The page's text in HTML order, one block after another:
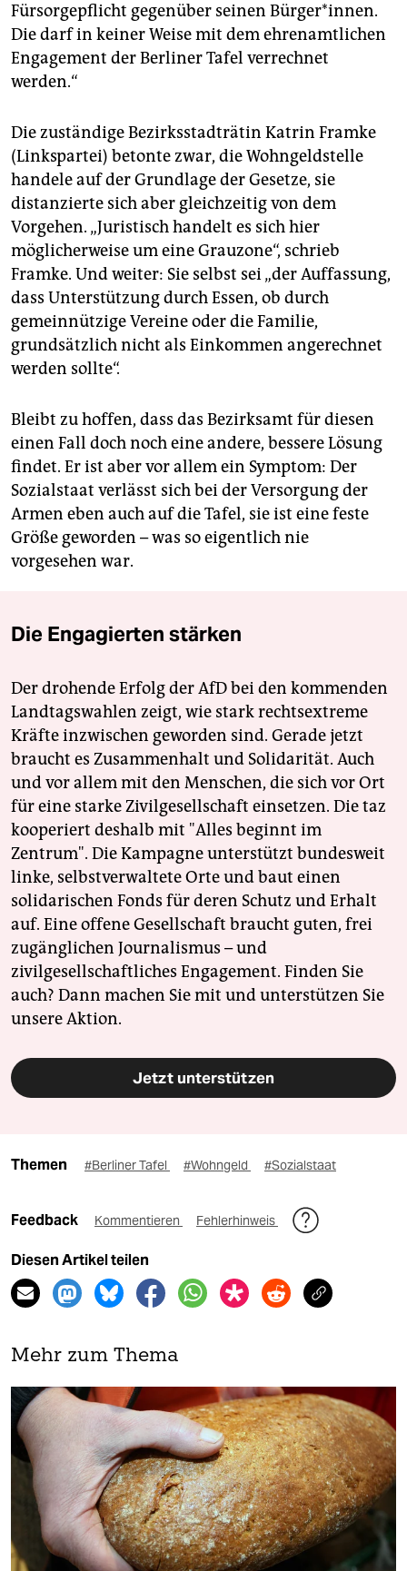
Fürsorgepflicht gegenüber seinen Bürger*innen.
Die darf in keiner Weise mit dem ehrenamtlichen
Engagement der Berliner Tafel verrechnet
werden.“
Die zuständige Bezirksstadträtin Katrin Framke
(Linkspartei) betonte zwar, die Wohngeldstelle
handele auf der Grundlage der Gesetze, sie
distanzierte sich aber gleichzeitig von dem
Vorgehen. „Juristisch handelt es sich hier
möglicherweise um eine Grauzone“, schrieb
Framke. Und weiter: Sie selbst sei „der Auffassung,
dass Unterstützung durch Essen, ob durch
gemeinnützige Vereine oder die Familie,
grundsätzlich nicht als Einkommen angerechnet
werden sollte“.
Bleibt zu hoffen, dass das Bezirksamt für diesen
einen Fall doch noch eine andere, bessere Lösung
findet. Er ist aber vor allem ein Symptom: Der
Sozialstaat verlässt sich bei der Versorgung der
Armen eben auch auf die Tafel, sie ist eine feste
Größe geworden – was so eigentlich nie
vorgesehen war.
Die Engagierten stärken
Der drohende Erfolg der AfD bei den kommenden
Landtagswahlen zeigt, wie stark rechtsextreme
Kräfte inzwischen geworden sind. Gerade jetzt
braucht es Zusammenhalt und Solidarität. Auch
und vor allem mit den Menschen, die sich vor Ort
für eine starke Zivilgesellschaft einsetzen. Die taz
kooperiert deshalb mit "Alles beginnt im
Zentrum". Die Kampagne unterstützt bundesweit
linke, selbstverwaltete Orte und baut einen
solidarischen Fonds für deren Schutz und Erhalt
auf. Eine offene Gesellschaft braucht guten, frei
zugänglichen Journalismus – und
zivilgesellschaftliches Engagement. Finden Sie
auch? Dann machen Sie mit und unterstützen Sie
unsere Aktion.
Jetzt unterstützen
Themen #Berliner Tafel #Wohngeld #Sozialstaat
Feedback Kommentieren Fehlerhinweis
Diesen Artikel teilen
Mehr zum Thema